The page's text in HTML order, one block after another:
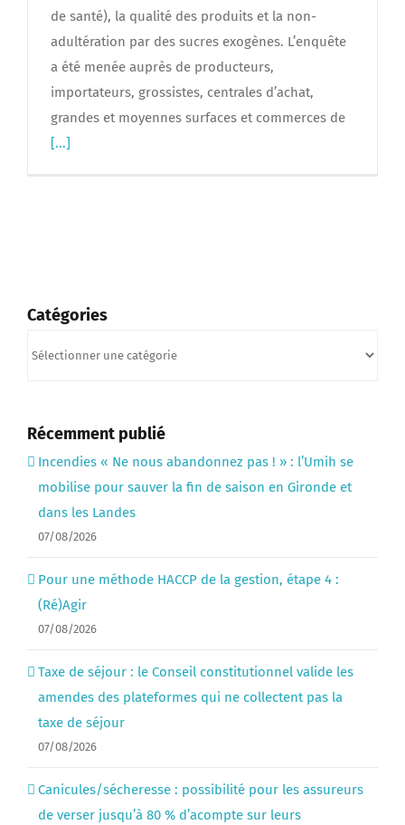
de santé), la qualité des produits et la non-
adultération par des sucres exogènes. L’enquête
a été menée auprès de producteurs,
importateurs, grossistes, centrales d’achat,
grandes et moyennes surfaces et commerces de
[...]
Catégories
Récemment publié
Incendies « Ne nous abandonnez pas ! » : l’Umih se
mobilise pour sauver la fin de saison en Gironde et
dans les Landes
07/08/2026
Pour une méthode HACCP de la gestion, étape 4 :
(Ré)Agir
07/08/2026
Taxe de séjour : le Conseil constitutionnel valide les
amendes des plateformes qui ne collectent pas la
taxe de séjour
07/08/2026
Canicules/sécheresse : possibilité pour les assureurs
de verser jusqu’à 80 % d’acompte sur leurs